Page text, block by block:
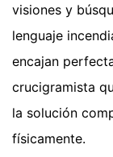
visiones y
lenguaje
encajan
crucigramista
la solución
físicamente.